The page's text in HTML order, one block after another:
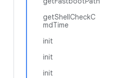
getShellCheckC
mdTime
init
init
init